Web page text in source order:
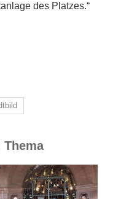
des Platzes.“
Thema